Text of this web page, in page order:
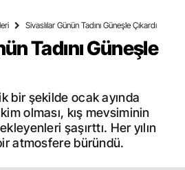
Sivaslılar Günün Tadını Güneşle Çıkardı
Tadını Güneşle
bir şekilde ocak ayında
olması, kış mevsiminin
şaşırttı. Her yılın
atmosfere büründü.